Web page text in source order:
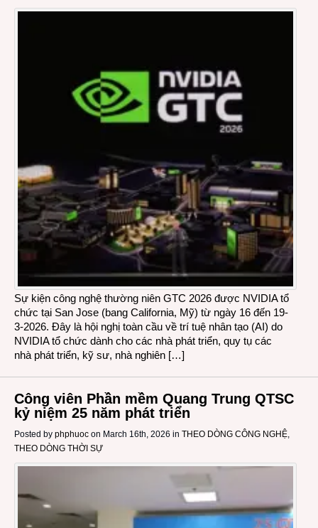
Sự kiện công nghệ thường niên GTC 2026 được NVIDIA tổ
chức tại San Jose (bang California, Mỹ) từ ngày 16 đến 19-
3-2026. Đây là hội nghị toàn cầu về trí tuệ nhân tạo (AI) do
NVIDIA tổ chức dành cho các nhà phát triển, quy tụ các
nhà phát triển, kỹ sư, nhà nghiên […]
Công viên Phần mềm Quang Trung QTSC
kỷ niệm 25 năm phát triển
Posted by phphuoc on March 16th, 2026 in THEO DÒNG CÔNG NGHỆ,
THEO DÒNG THỜI SỰ